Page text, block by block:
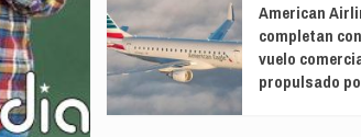
American
completan
vuelo
propulsado